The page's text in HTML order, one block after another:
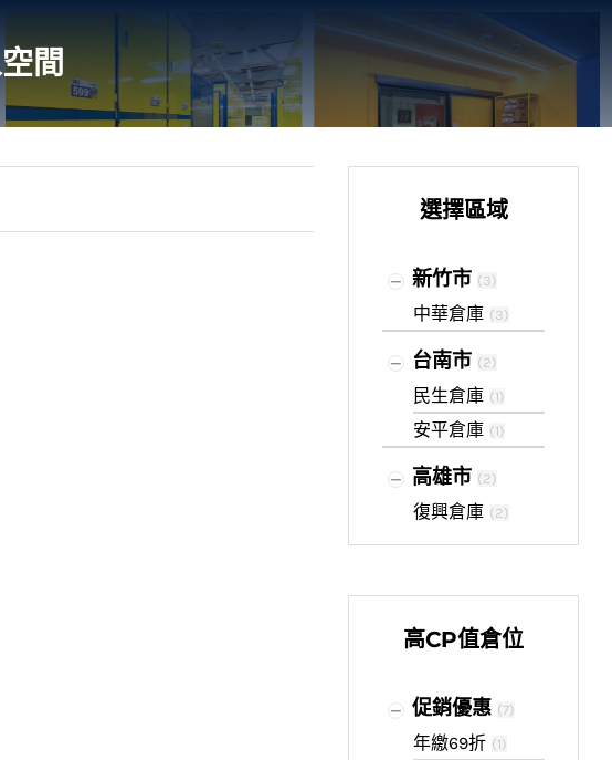
間
選擇區域
新竹市 (3)
中華倉庫 (3)
台南市 (2)
民生倉庫 (1)
安平倉庫 (1)
高雄市 (2)
復興倉庫 (2)
高CP值倉位
促銷優惠 (7)
年繳69折 (1)